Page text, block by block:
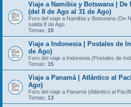
Viaje a Namibia y Botswana |
(del 8 de Ago al 31 de Ago)
Foro del viaje a Namibia y Botswana (De
salida 8 de Ago
Temas: 10
Viaje a Indonesia | Postales de
de Ago)
Foro del viaje a Indonesia (Postales de
Temas: 15
Viaje a Panamá | Atlántico al
Ago)
Foro del viaje a Panamá (Atlántico al
Temas: 13